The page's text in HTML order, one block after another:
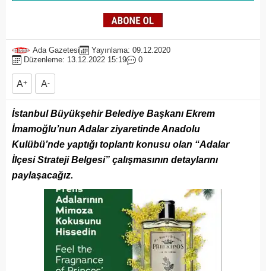
Ada Gazetesi
Yayınlama: 09.12.2020
Düzenleme: 13.12.2022 15:19
0
A+ A-
İstanbul Büyükşehir Belediye Başkanı Ekrem
İmamoğlu’nun Adalar ziyaretinde Anadolu
Kulübü’nde yaptığı toplantı konusu olan “Adalar
İlçesi Strateji Belgesi” çalışmasının detaylarını
paylaşacağız.